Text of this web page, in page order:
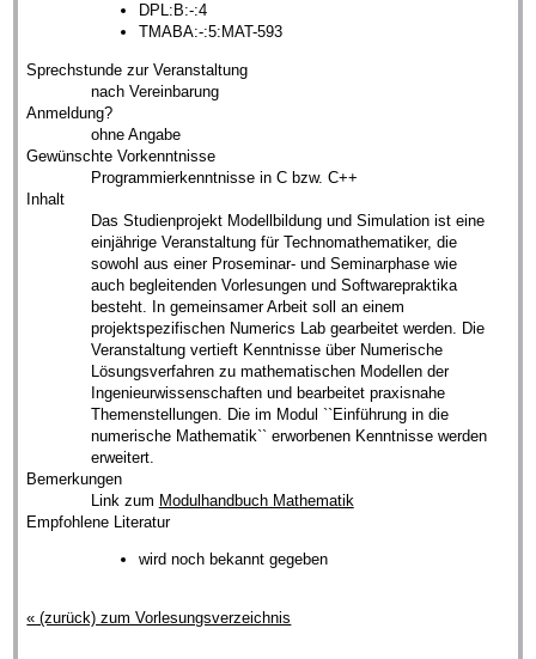
DPL:B:-:4
TMABA:-:5:MAT-593
Sprechstunde zur Veranstaltung
nach Vereinbarung
Anmeldung?
ohne Angabe
Gewünschte Vorkenntnisse
Programmierkenntnisse in C bzw. C++
Inhalt
Das Studienprojekt Modellbildung und Simulation ist eine
einjährige Veranstaltung für Technomathematiker, die
sowohl aus einer Proseminar- und Seminarphase wie
auch begleitenden Vorlesungen und Softwarepraktika
besteht. In gemeinsamer Arbeit soll an einem
projektspezifischen Numerics Lab gearbeitet werden. Die
Veranstaltung vertieft Kenntnisse über Numerische
Lösungsverfahren zu mathematischen Modellen der
Ingenieurwissenschaften und bearbeitet praxisnahe
Themenstellungen. Die im Modul ``Einführung in die
numerische Mathematik`` erworbenen Kenntnisse werden
erweitert.
Bemerkungen
Link zum Modulhandbuch Mathematik
Empfohlene Literatur
wird noch bekannt gegeben
« (zurück) zum Vorlesungsverzeichnis